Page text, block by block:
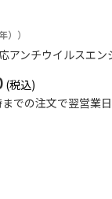
））
アンチウイルスエ
での注文で翌営業日